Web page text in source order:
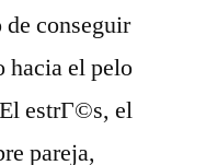
de conseguir
hacia el pelo
estrГ©s, el
pareja,